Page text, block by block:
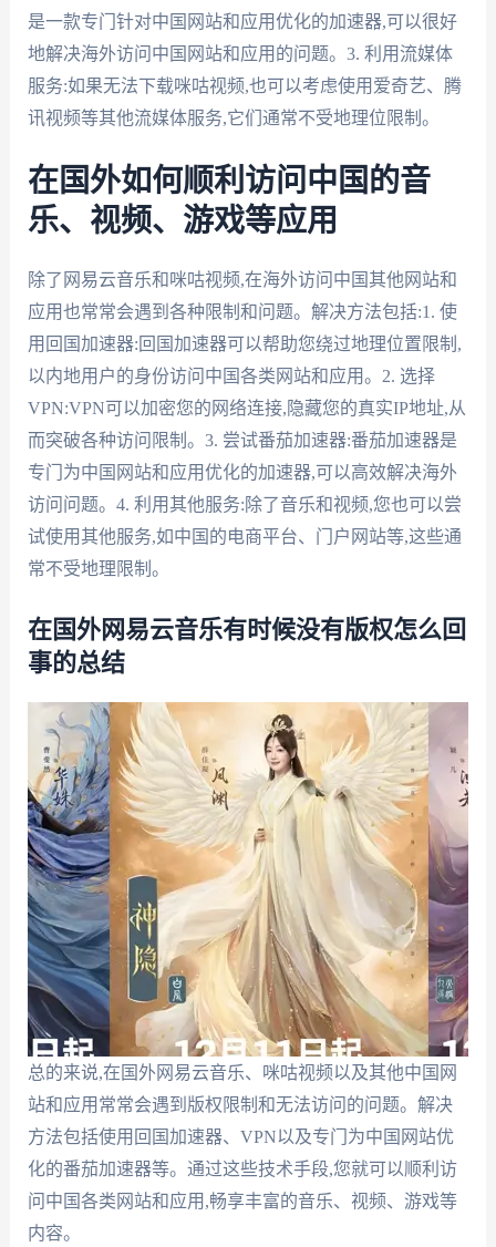
是一款专门针对中国网站和应用优化的加速器,可以很好
地解决海外访问中国网站和应用的问题。3. 利用流媒体
服务:如果无法下载咪咕视频,也可以考虑使用爱奇艺、腾
讯视频等其他流媒体服务,它们通常不受地理位限制。
在国外如何顺利访问中国的音
乐、视频、游戏等应用
除了网易云音乐和咪咕视频,在海外访问中国其他网站和
应用也常常会遇到各种限制和问题。解决方法包括:1. 使
用回国加速器:回国加速器可以帮助您绕过地理位置限制,
以内地用户的身份访问中国各类网站和应用。2. 选择
VPN:VPN可以加密您的网络连接,隐藏您的真实IP地址,从
而突破各种访问限制。3. 尝试番茄加速器:番茄加速器是
专门为中国网站和应用优化的加速器,可以高效解决海外
访问问题。4. 利用其他服务:除了音乐和视频,您也可以尝
试使用其他服务,如中国的电商平台、门户网站等,这些通
常不受地理限制。
在国外网易云音乐有时候没有版权怎么回
事的总结
总的来说,在国外网易云音乐、咪咕视频以及其他中国网
站和应用常常会遇到版权限制和无法访问的问题。解决
方法包括使用回国加速器、VPN以及专门为中国网站优
化的番茄加速器等。通过这些技术手段,您就可以顺利访
问中国各类网站和应用,畅享丰富的音乐、视频、游戏等
内容。